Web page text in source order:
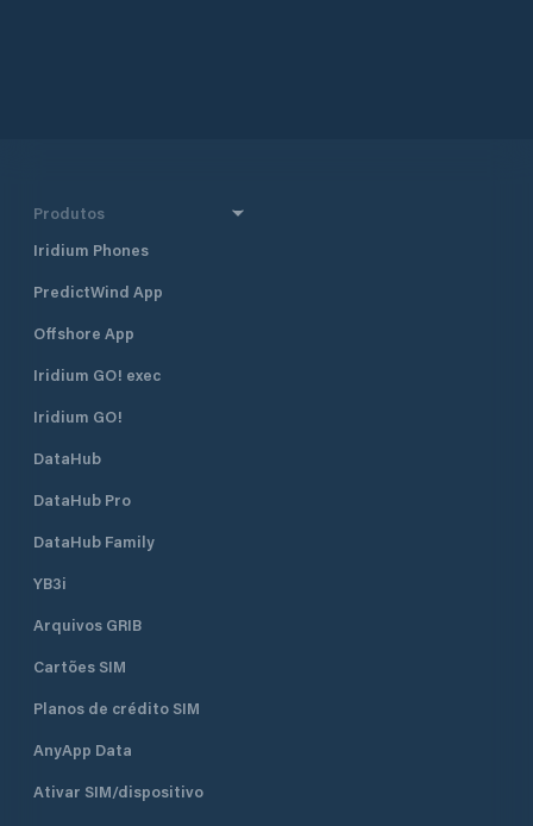
Produtos
Iridium Phones
PredictWind App
Offshore App
Iridium GO! exec
Iridium GO!
DataHub
DataHub Pro
DataHub Family
YB3i
Arquivos GRIB
Cartões SIM
Planos de crédito SIM
AnyApp Data
Ativar SIM/dispositivo